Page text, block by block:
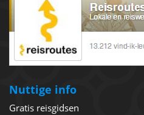
Nuttige info
Gratis reisgidsen